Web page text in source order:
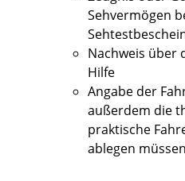
Sehvermögen
Nachweis über
Hilfe
Angabe der
außerdem die
praktische
ablegen